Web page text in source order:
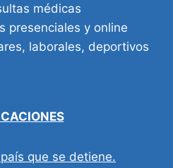
médicas
presenciales y online
laborales, deportivos
que se detiene.